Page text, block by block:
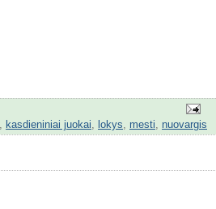
kasdieniniai juokai lokys mesti nuovargis